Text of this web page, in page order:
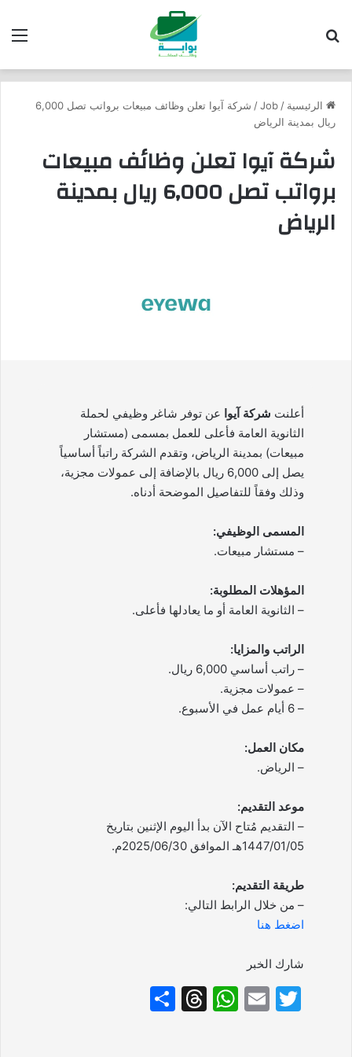
الرئيسية /
Job
/
شركة آيوا تعلن وظائف مبيعات برواتب تصل 6,000
ريال بمدينة الرياض
شركة آيوا تعلن وظائف مبيعات
برواتب تصل 6,000 ريال بمدينة
الرياض
أعلنت شركة آيوا عن توفر شاغر وظيفي لحملة
الثانوية العامة فأعلى للعمل بمسمى (مستشار
مبيعات) بمدينة الرياض، وتقدم الشركة راتباً أساسياً
يصل إلى 6,000 ريال بالإضافة إلى عمولات مجزية،
وذلك وفقاً للتفاصيل الموضحة أدناه.
المسمى الوظيفي:
– مستشار مبيعات.
المؤهلات المطلوبة:
– الثانوية العامة أو ما يعادلها فأعلى.
الراتب والمزايا:
– راتب أساسي 6,000 ريال.
– عمولات مجزية.
– 6 أيام عمل في الأسبوع.
مكان العمل:
– الرياض.
موعد التقديم:
– التقديم مُتاح الآن بدأ اليوم الإثنين بتاريخ
1447/01/05هـ الموافق 2025/06/30م.
طريقة التقديم:
– من خلال الرابط التالي:
اضغط هنا
شارك الخبر
T
E
W
T